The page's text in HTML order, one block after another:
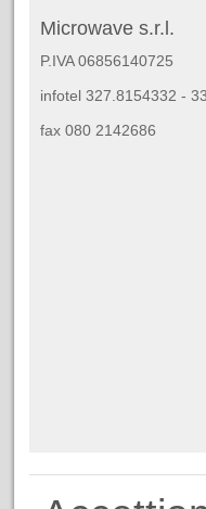
Microwave s.r.l.
P.IVA 06856140725
infotel 327.8154332 -
fax 080 2142686